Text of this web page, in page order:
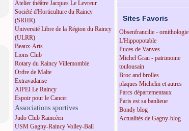
Atelier théâtre Jacques Le Levreur
Société d'Horticulture du Raincy
(SRHR)
Université Libre de la Région du Raincy
(ULRR)
Beaux-Arts
Lions Club
Rotary du Raincy Villemomble
Ordre de Malte
Extravadanse
AIPEI Le Raincy
Espoir pour le Cancer
Associations sportives
Judo Club Raincéen
USM Gagny-Raincy Volley-Ball
Sites Favoris
Obsenfrancilie - ornithologie
L'Hippopotable
Puces de Vanves
Michel Grau - patrimoine
toulousain
Broc and brolles
plaques Michelin et autres
Parcs départementaux
Paris est sa banlieue
Bondy blog
Actualités de Gagny-blog